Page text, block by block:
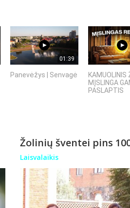
01:39
Panevėžys | Senvagė
KAMUOLINIS
MĮSLINGA
PASLAPTIS
Žolinių šventei pins
Laisvalaikis